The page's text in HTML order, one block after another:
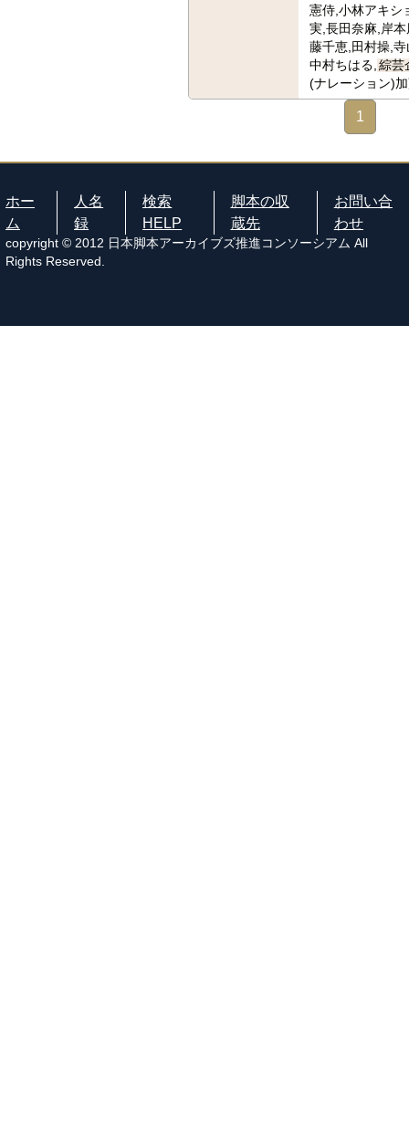
憲侍,小林アキシ
実,長田奈麻,岸
藤千恵,田村操,
中村ちはる, 綜芸
(ナレーション)
1
ホー
ム
人名
録
検索
HELP
脚本の収
蔵先
お問い合
わせ
copyright © 2012 日本脚本アーカイブズ推進コンソーシアム All
Rights Reserved.